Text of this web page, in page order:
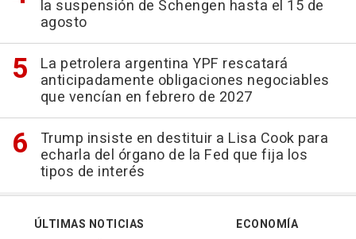
la suspensión de Schengen hasta el 15 de
agosto
La petrolera argentina YPF rescatará
anticipadamente obligaciones negociables
que vencían en febrero de 2027
Trump insiste en destituir a Lisa Cook para
echarla del órgano de la Fed que fija los
tipos de interés
ÚLTIMAS NOTICIAS
ECONOMÍA